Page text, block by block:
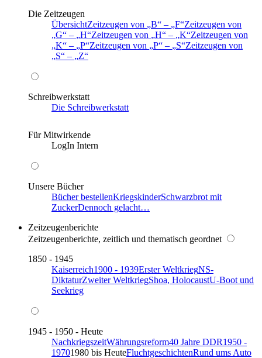
Die Zeitzeugen
ÜbersichtZeitzeugen von B – F Zeitzeugen von
G
– H Zeitzeugen von H – K Zeitzeugen von
K
– P Zeitzeugen von P – S Zeitzeugen von
S
– Z
Schreibwerkstatt
Die Schreibwerkstatt
Für Mitwirkende
LogIn Intern
Unsere Bücher
Bücher bestellenKriegskinderSchwarzbrot mit
ZuckerDennoch gelacht…
Zeitzeugenberichte
Zeitzeugenberichte, zeitlich und thematisch geordnet
1850 - 1945
Kaiserreich1900 - 1939Erster WeltkriegNS-
DiktaturZweiter WeltkriegShoa, HolocaustU-Boot und
Seekrieg
1945 - 1950 - Heute
NachkriegszeitWährungsreform40 Jahre DDR1950 -
19701980 bis HeuteFluchtgeschichtenRund ums Auto